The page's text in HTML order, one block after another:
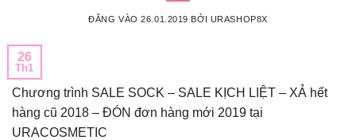
ĐĂNG VÀO26.01.2019 BỞI URASHOP8X
26
Th1
Chương trình SALE SOCK – SALE KỊCH LIỆT – XẢ hết
hàng cũ 2018 – ĐÓN đơn hàng mới 2019 tại
URACOSMETIC